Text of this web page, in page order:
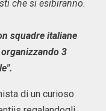
che si esibiranno.
squadre italiane
3
di un curioso